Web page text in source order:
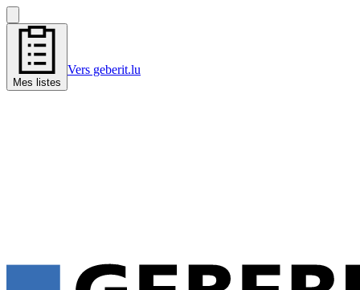
Mes listes
Vers geberit.lu